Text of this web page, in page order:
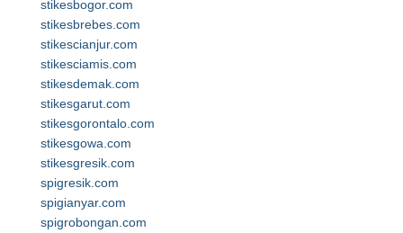
stikesbogor.com
stikesbrebes.com
stikescianjur.com
stikesciamis.com
stikesdemak.com
stikesgarut.com
stikesgorontalo.com
stikesgowa.com
stikesgresik.com
spigresik.com
spigianyar.com
spigrobongan.com